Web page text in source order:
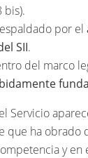
bis).
por el
SII.
del marco
Servicio
que ha obrado
y en